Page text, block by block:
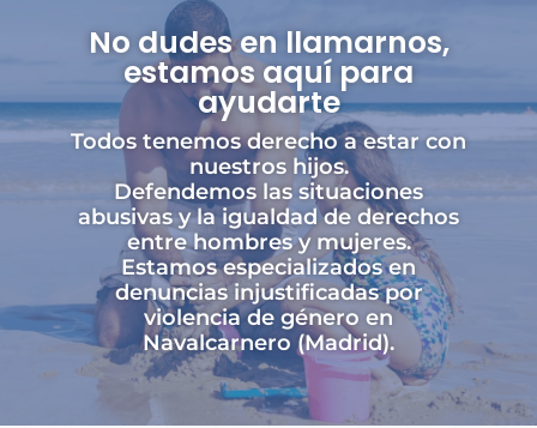
No dudes en llamarnos,
estamos aquí para
ayudarte
Todos tenemos derecho a estar con
nuestros hijos.
Defendemos las situaciones
abusivas y la igualdad de derechos
entre hombres y mujeres.
Estamos especializados en
denuncias injustificadas por
violencia de género en
Navalcarnero (Madrid).